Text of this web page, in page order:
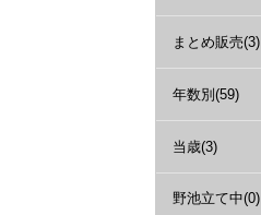
まとめ販売(3)
年数別(59)
当歳(3)
野池立て中(0)